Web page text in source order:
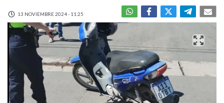
13 NOVIEMBRE 2024 - 11:25